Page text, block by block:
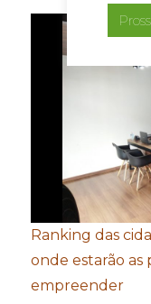
Ranking das
onde estarão
empreender